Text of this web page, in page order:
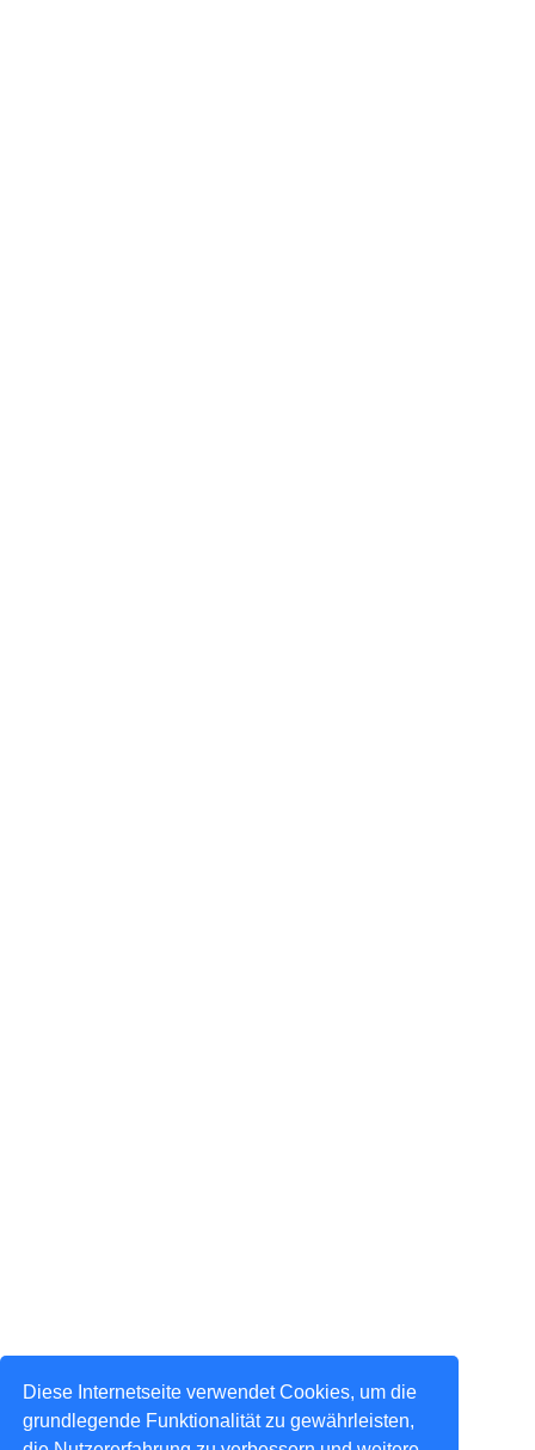
Diese Internetseite verwendet Cookies, um die
grundlegende Funktionalität zu gewährleisten,